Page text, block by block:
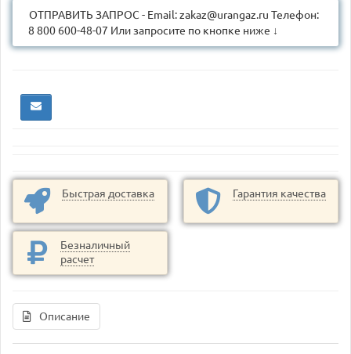
ОТПРАВИТЬ ЗАПРОС - Email: zakaz@urangaz.ru Телефон:
8 800 600-48-07 Или запросите по кнопке ниже ↓
Быстрая доставка Гарантия качества
Безналичный
расчет
Описание